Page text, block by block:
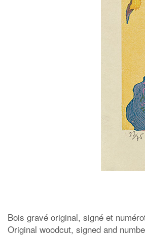
Bois gravé original, signé et
Original woodcut, signed and